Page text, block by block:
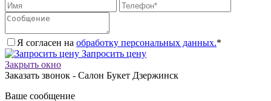
Я согласен на обработку персональных данных.*
Запросить цену
Закрыть окно
Заказать звонок - Салон Букет Дзержинск
Ваше сообщение